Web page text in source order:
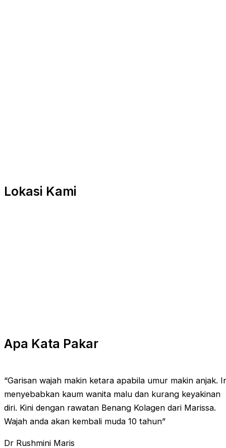
Lokasi Kami
Apa Kata Pakar
“Garisan wajah makin ketara apabila umur makin anjak.
menyebabkan kaum wanita malu dan kurang keyakinan
diri. Kini dengan rawatan Benang Kolagen dari Marissa.
Wajah anda akan kembali muda 10 tahun”
Dr Rushmini Maris